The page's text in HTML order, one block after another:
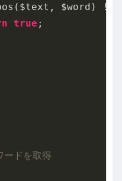
$word)
true ;
ドを取得